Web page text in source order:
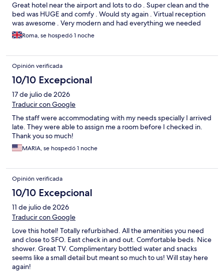
Great hotel near the airport and lots to do . Super clean and the
bed was HUGE and comfy . Would sty again . Virtual reception
was awesome . Very modern and had everything we needed
Roma, se hospedó 1 noche
Opinión verificada
10/10 Excepcional
17 de julio de 2026
Traducir con Google
The staff were accommodating with my needs specially I arrived
late. They were able to assign me a room before I checked in.
Thank you so much!
MARIA, se hospedó 1 noche
Opinión verificada
10/10 Excepcional
11 de julio de 2026
Traducir con Google
Love this hotel! Totally refurbished. All the amenities you need
and close to SFO. East check in and out. Comfortable beds. Nice
shower. Great TV. Complimentary bottled water and snacks
seems like a small detail but meant so much to us! Will stay here
again!